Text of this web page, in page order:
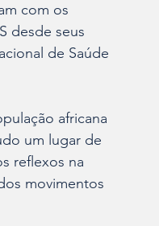
com os
desde seus
de Saúde
africana
um lugar de
reflexos na
movimentos